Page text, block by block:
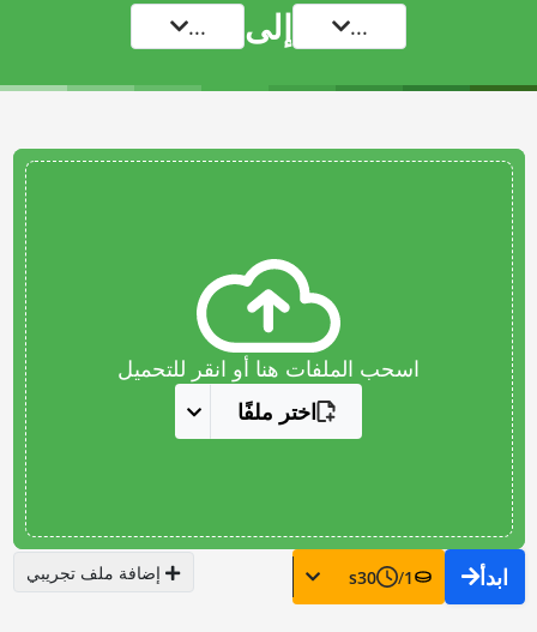
... إلى ...
اسحب الملفات هنا أو انقر للتحميل
اختر ملفًا
ابدأ 1
/
30
s إضافة ملف تجريبي